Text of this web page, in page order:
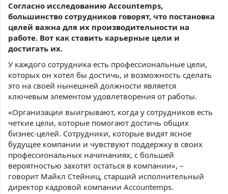
Согласно исследованию Accountemps,
большинство сотрудников говорят, что постановка
целей важна для их производительности на
работе. Вот как ставить карьерные цели и
достигать их.
У каждого сотрудника есть профессиональные цели,
которых он хотел бы достичь, и возможность сделать
это на своей нынешней должности является
ключевым элементом удовлетворения от работы.
«Организации выигрывают, когда у сотрудников есть
четкие цели, которые помогают достичь общих
бизнес-целей. Сотрудники, которые видят ясное
будущее компании и чувствуют поддержку в своих
профессиональных начинаниях, с большей
вероятностью захотят остаться в компании», –
говорит Майкл Стейниц, старший исполнительный
директор кадровой компании Accountemps.